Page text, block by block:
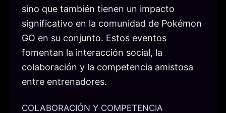
sino que también tienen un impacto
significativo en la comunidad de Pokémon
GO en su conjunto. Estos eventos
fomentan la interacción social, la
colaboración y la competencia amistosa
entre entrenadores.
COLABORACIÓN Y COMPETENCIA